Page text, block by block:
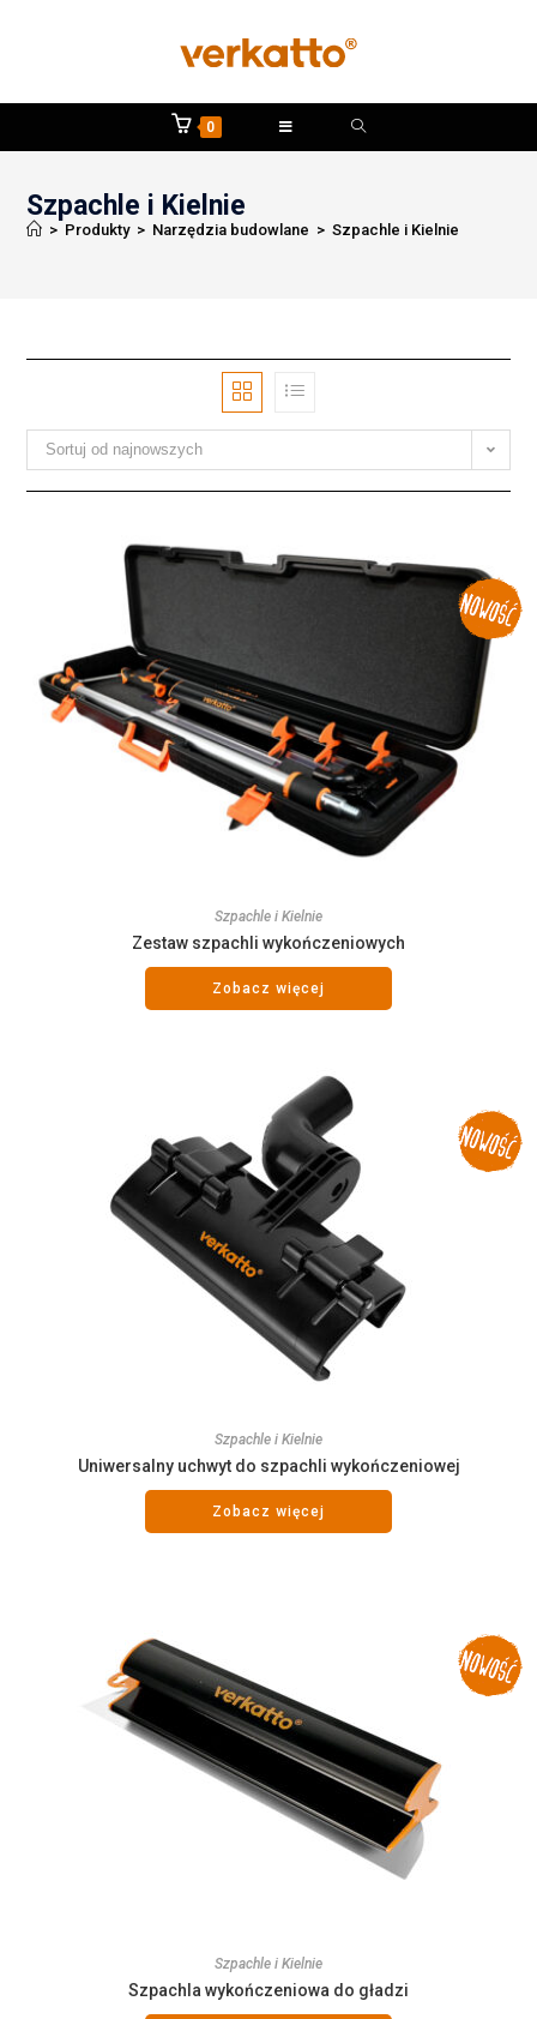
0
Szpachle i Kielnie
> Produkty > Narzędzia budowlane > Szpachle i Kielnie
Sortuj od najnowszych
Szpachle i Kielnie
Zestaw szpachli wykończeniowych
Zobacz więcej
Szpachle i Kielnie
Uniwersalny uchwyt do szpachli wykończeniowej
Zobacz więcej
Szpachle i Kielnie
Szpachla wykończeniowa do gładzi